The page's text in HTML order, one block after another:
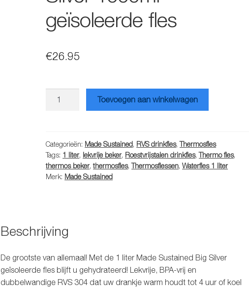
geïsoleerde fles
€26.95
1000ml
geïsoleerde
fles
aantal
Toevoegen aan winkelwagen
Categorieën: Made Sustained, RVS drinkfles,Thermosfles
Tags: 1 liter, lekvrije beker, Roestvrijstalen drinkfles,Thermo fles,
thermos beker,thermosfles,Thermosflessen,Waterfles 1 liter
Merk: Made Sustained
Beschrijving
De grootste van allemaal! Met de 1 liter Made Sustained Big Silver
geïsoleerde fles blijft u gehydrateerd! Lekvrije, BPA-vrij en
dubbelwandige RVS 304 dat uw drankje warm houdt tot 4 uur of koel